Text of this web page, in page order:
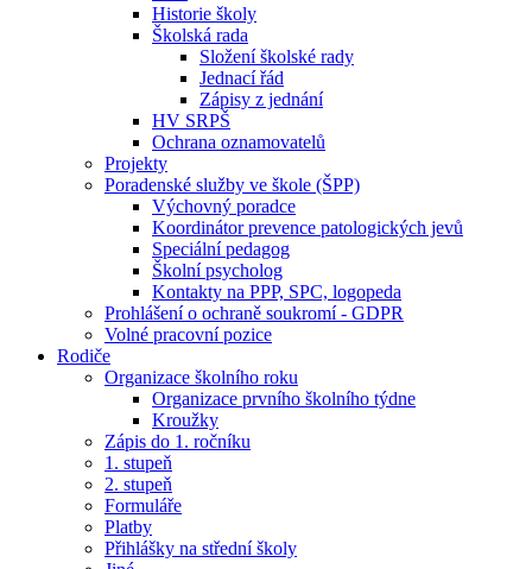
Historie školy
Školská rada
Složení školské rady
Jednací řád
Zápisy z jednání
HV SRPŠ
Ochrana oznamovatelů
Projekty
Poradenské služby ve škole (ŠPP)
Výchovný poradce
Koordinátor prevence patologických jevů
Speciální pedagog
Školní psycholog
Kontakty na PPP, SPC, logopeda
Prohlášení o ochraně soukromí - GDPR
Volné pracovní pozice
Rodiče
Organizace školního roku
Organizace prvního školního týdne
Kroužky
Zápis do 1. ročníku
1. stupeň
2. stupeň
Formuláře
Platby
Přihlášky na střední školy